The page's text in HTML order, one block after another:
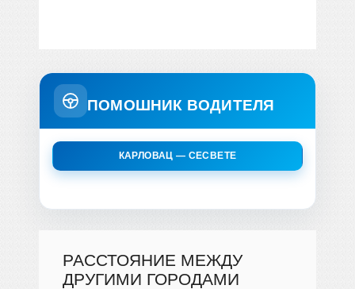
ПОМОШНИК ВОДИТЕЛЯ
КАРЛОВАЦ — СЕСВЕТЕ
РАССТОЯНИЕ МЕЖДУ
ДРУГИМИ ГОРОДАМИ